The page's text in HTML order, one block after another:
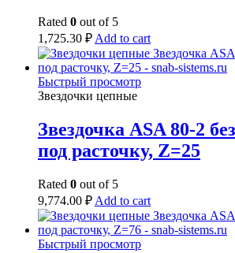
Rated 0 out of 5
1,725.30 ₽Add to cart
Быстрый просмотр
Звездочки цепные
Звездочка ASA 80-2
под расточку, Z=25
Rated 0 out of 5
9,774.00 ₽ Add to cart
Быстрый просмотр